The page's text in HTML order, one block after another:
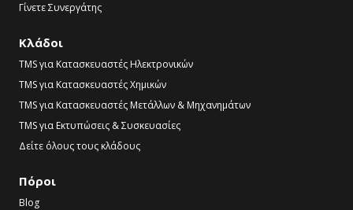
Γίνετε Συνεργάτης
Κλάδοι
TMS για Κατασκευαστές Ηλεκτρονικών
TMS για Κατασκευαστές Χημικών
TMS για Κατασκευαστές Μετάλλων & Μηχανημάτων
TMS για Εκτυπώσεις & Συσκευασίες
Δείτε όλους τους κλάδους
Πόροι
Blog